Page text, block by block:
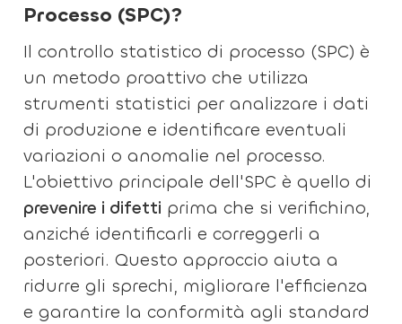
Processo (SPC)?
Il controllo statistico di processo (SPC) è
un metodo proattivo che utilizza
strumenti statistici per analizzare i dati
di produzione e identificare eventuali
variazioni o anomalie nel processo.
L'obiettivo principale dell'SPC è quello di
prevenire i difetti prima che si verifichino,
anziché identificarli e correggerli a
posteriori. Questo approccio aiuta a
ridurre gli sprechi, migliorare l'efficienza
e garantire la conformità agli standard